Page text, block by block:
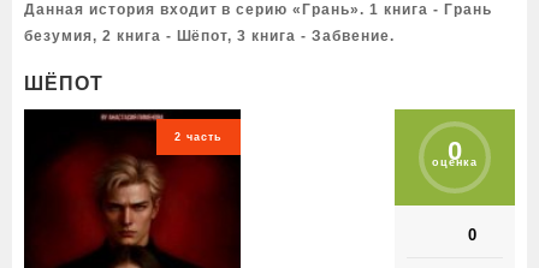
Данная история входит в серию «Грань». 1 книга - Грань
безумия, 2 книга - Шёпот, 3 книга - Забвение.
ШЁПОТ
2 часть 0
оценка
0